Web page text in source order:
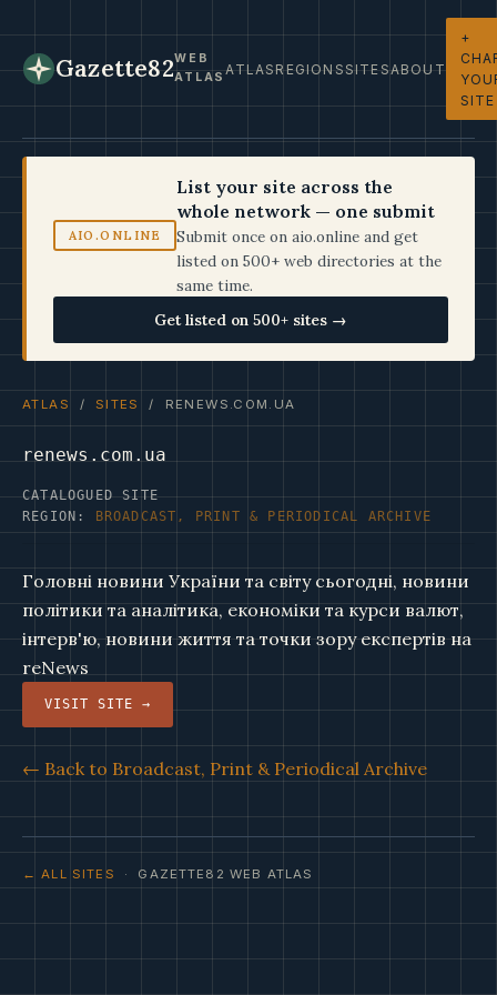
Gazette82WEB
ATLASATLASREGIONSSITESABOUT
+
SITE
AIO.ONLINE
List your site across the
whole network — one submit
Submit once on aio.online and get
listed on 500+ web directories at the
same time.
Get listed on 500+ sites →
ATLAS / SITES / RENEWS.COM.UA
renews.com.ua
CATALOGUED SITE
REGION:
BROADCAST, PRINT & PERIODICAL ARCHIVE
Головні новини України та світу сьогодні, новини
політики та аналітика, економіки та курси валют,
інтерв'ю, новини життя та точки зору експертів на
reNews
VISIT SITE →
← Back to Broadcast, Print & Periodical Archive
← ALL SITES · GAZETTE82 WEB ATLAS